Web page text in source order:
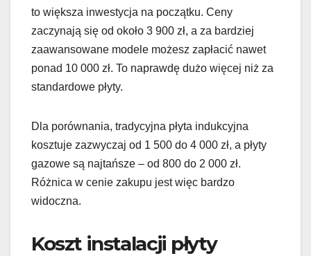
to większa inwestycja na początku. Ceny
zaczynają się od około 3 900 zł, a za bardziej
zaawansowane modele możesz zapłacić nawet
ponad 10 000 zł. To naprawdę dużo więcej niż za
standardowe płyty.
Dla porównania, tradycyjna płyta indukcyjna
kosztuje zazwyczaj od 1 500 do 4 000 zł, a płyty
gazowe są najtańsze – od 800 do 2 000 zł.
Różnica w cenie zakupu jest więc bardzo
widoczna.
Koszt instalacji płyty